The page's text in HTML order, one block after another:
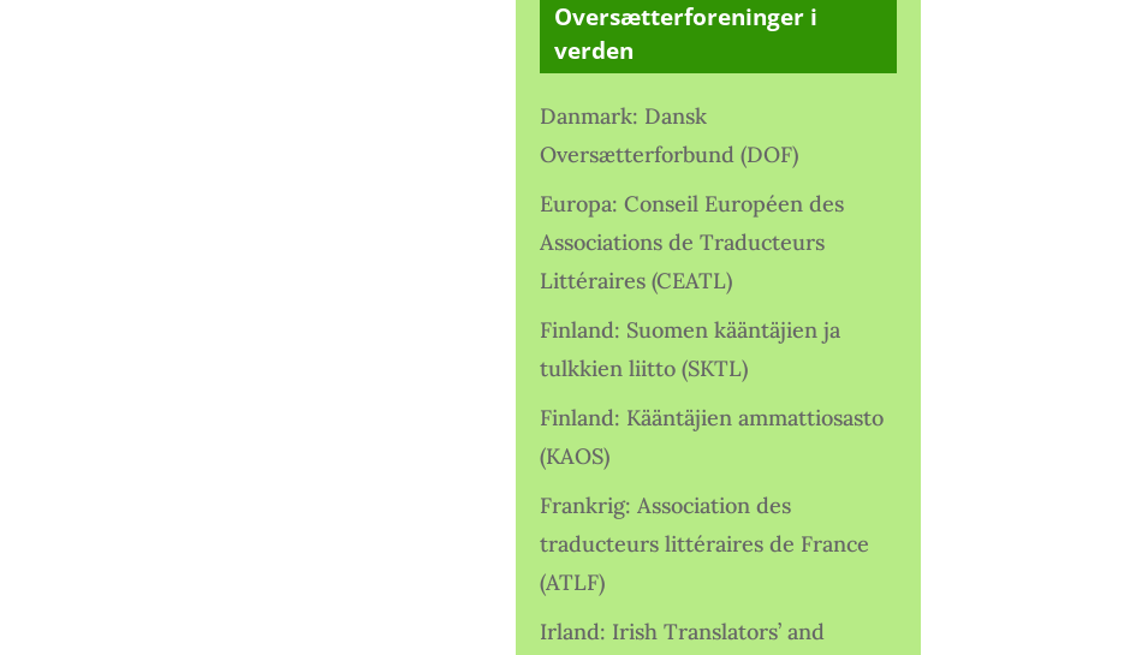
Oversætterforeninger i
verden
Danmark: Dansk
Oversætterforbund (DOF)
Europa: Conseil Européen des
Associations de Traducteurs
Littéraires (CEATL)
Finland: Suomen kääntäjien ja
tulkkien liitto (SKTL)
Finland: Kääntäjien ammattiosasto
(KAOS)
Frankrig: Association des
traducteurs littéraires de France
(ATLF)
Irland: Irish Translators’ and